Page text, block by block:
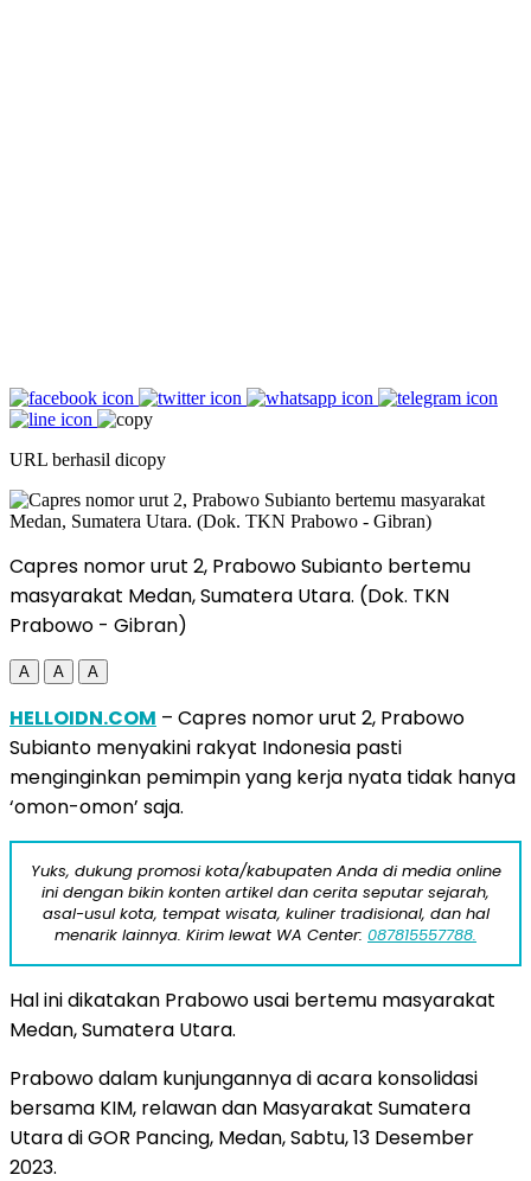
URL berhasil dicopy
Capres nomor urut 2, Prabowo Subianto bertemu
masyarakat Medan, Sumatera Utara. (Dok. TKN
Prabowo - Gibran)
A A A
HELLOIDN.COM – Capres nomor urut 2, Prabowo
Subianto menyakini rakyat Indonesia pasti
menginginkan pemimpin yang kerja nyata tidak hanya
‘omon-omon’ saja.
Yuks, dukung promosi kota/kabupaten Anda di media online
ini dengan bikin konten artikel dan cerita seputar sejarah,
asal-usul kota, tempat wisata, kuliner tradisional, dan hal
menarik lainnya. Kirim lewat WA Center: 087815557788.
Hal ini dikatakan Prabowo usai bertemu masyarakat
Medan, Sumatera Utara.
Prabowo dalam kunjungannya di acara konsolidasi
bersama KIM, relawan dan Masyarakat Sumatera
Utara di GOR Pancing, Medan, Sabtu, 13 Desember
2023.